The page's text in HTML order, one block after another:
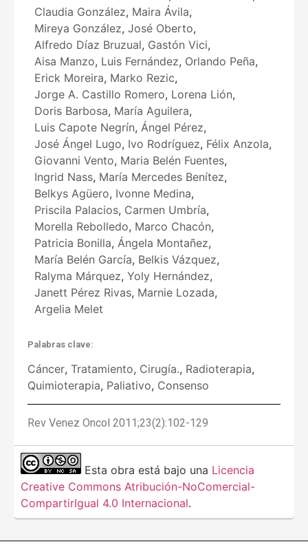
Claudia González, Maira Ávila,
Mireya González, José Oberto,
Alfredo Díaz Bruzual, Gastón Vici,
Aisa Manzo, Luis Fernández, Orlando Peña,
Erick Moreira, Marko Rezic,
Jorge A. Castillo Romero, Lorena Lión,
Doris Barbosa, María Aguilera,
Luis Capote Negrín, Ángel Pérez,
José Ángel Lugo, Ivo Rodríguez, Félix Anzola,
Giovanni Vento, Maria Belén Fuentes,
Ingrid Nass, María Mercedes Benítez,
Belkys Agüero, Ivonne Medina,
Priscila Palacios, Carmen Umbría,
Morella Rebolledo, Marco Chacón,
Patricia Bonilla, Ángela Montañez,
María Belén García, Belkis Vázquez,
Ralyma Márquez, Yoly Hernández,
Janett Pérez Rivas, Marnie Lozada,
Argelia Melet
Palabras clave:
Cáncer, Tratamiento, Cirugía., Radioterapia,
Quimioterapia, Paliativo, Consenso
Rev Venez Oncol 2011;23(2):102-129
Esta obra está bajo una Licencia
Creative Commons Atribución-NoComercial-
CompartirIgual 4.0 Internacional.